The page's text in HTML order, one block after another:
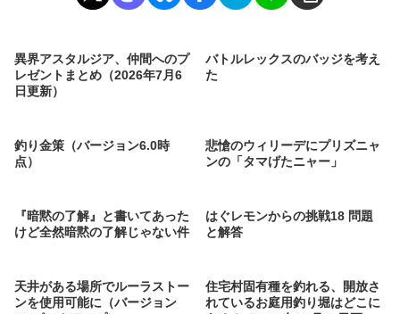
異界アスタルジア、仲間へのプ
レゼントまとめ（2026年7月6
日更新）
バトルレックスのバッジを考え
た
釣り金策（バージョン6.0時
点）
悲愴のウィリーデにプリズニャ
ンの「タマげたニャー」
『暗黙の了解』と書いてあった
けど全然暗黙の了解じゃない件
はぐレモンからの挑戦18 問題
と解答
天井がある場所でルーラストー
ンを使用可能に（バージョン
住宅村固有種を釣れる、開放さ
れているお庭用釣り堀はどこに